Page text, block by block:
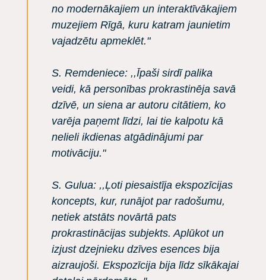
no modernākajiem un interaktīvākajiem
muzejiem Rīgā, kuru katram jaunietim
vajadzētu apmeklēt."
S. Remdeniece: ,,Īpaši sirdī palika
veidi, kā personības prokrastinēja savā
dzīvē, un siena ar autoru citātiem, ko
varēja paņemt līdzi, lai tie kalpotu kā
nelieli ikdienas atgādinājumi par
motivāciju."
S. Gulua: ,,Ļoti piesaistīja ekspozīcijas
koncepts, kur, runājot par radošumu,
netiek atstāts novārtā pats
prokrastinācijas subjekts. Aplūkot un
izjust dzejnieku dzīves esences bija
aizraujoši. Ekspozīcija bija līdz sīkākajai